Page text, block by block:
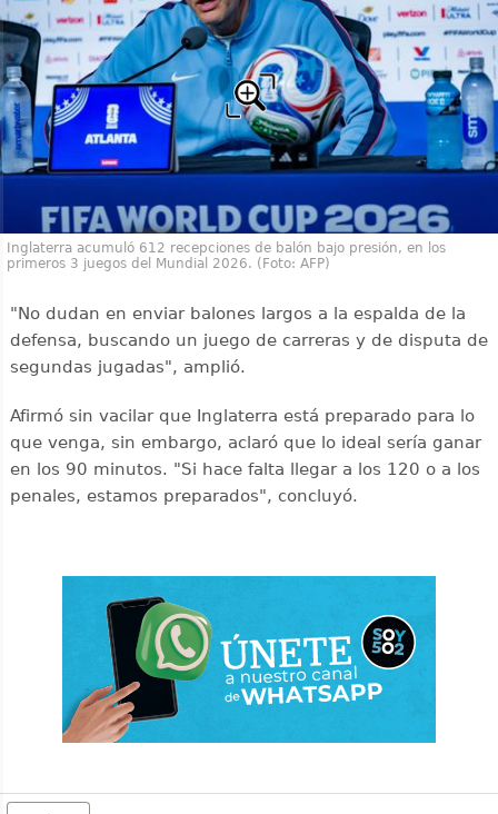
Inglaterra acumuló 612 recepciones de balón bajo presión, en los
primeros 3 juegos del Mundial 2026. (Foto: AFP)
"No dudan en enviar balones largos a la espalda de la
defensa, buscando un juego de carreras y de disputa de
segundas jugadas", amplió.
Afirmó sin vacilar que Inglaterra está preparado para lo
que venga, sin embargo, aclaró que lo ideal sería ganar
en los 90 minutos. "Si hace falta llegar a los 120 o a los
penales, estamos preparados", concluyó.